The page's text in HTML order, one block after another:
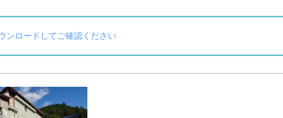
ンロードしてご確認ください